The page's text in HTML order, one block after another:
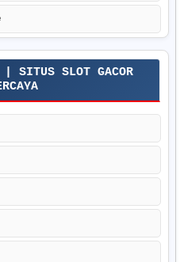
SITUS SLOT GACOR